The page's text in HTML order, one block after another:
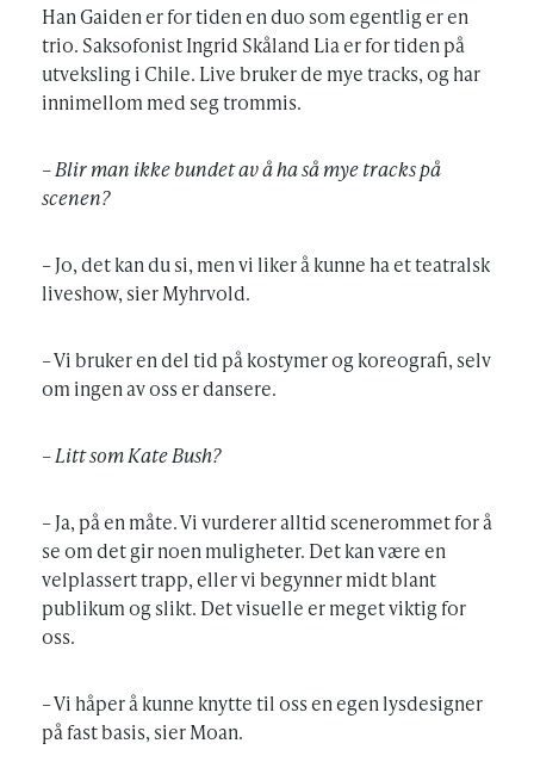
Han Gaiden er for tiden en duo som egentlig er en
trio. Saksofonist Ingrid Skåland Lia er for tiden på
utveksling i Chile. Live bruker de mye tracks, og har
innimellom med seg trommis.
– Blir man ikke bundet av å ha så mye tracks på
scenen?
– Jo, det kan du si, men vi liker å kunne ha et teatralsk
liveshow, sier Myhrvold.
– Vi bruker en del tid på kostymer og koreografi, selv
om ingen av oss er dansere.
– Litt som Kate Bush?
– Ja, på en måte. Vi vurderer alltid scenerommet for å
se om det gir noen muligheter. Det kan være en
velplassert trapp, eller vi begynner midt blant
publikum og slikt. Det visuelle er meget viktig for
oss.
– Vi håper å kunne knytte til oss en egen lysdesigner
på fast basis, sier Moan.